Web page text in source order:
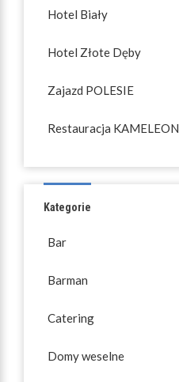
Hotel Biały
Hotel Złote Dęby
Zajazd POLESIE
Restauracja KAMELEON
Kategorie
Bar
Barman
Catering
Domy weselne